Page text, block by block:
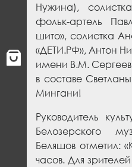
Нужина),
фольк-артель
шито», солистка
«ДЕТИ.РФ», Антон
имени В.М.
в составе
Мингани!
Руководитель
Белозерского
Беляшов отметил:
часов. Для